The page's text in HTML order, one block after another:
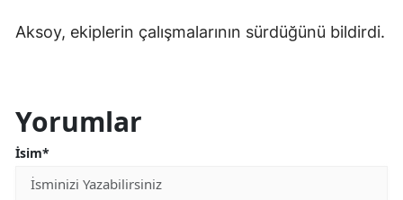
İzmir
Aksoy, ekiplerin çalışmalarının sürdüğünü bildirdi.
Yorumlar
İsim*